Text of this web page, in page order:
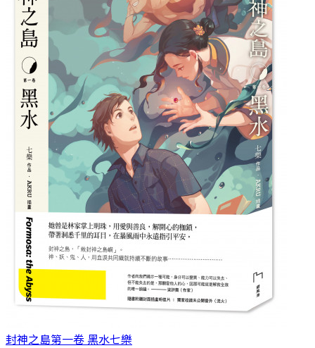
封神之島第一卷 黑水七樂